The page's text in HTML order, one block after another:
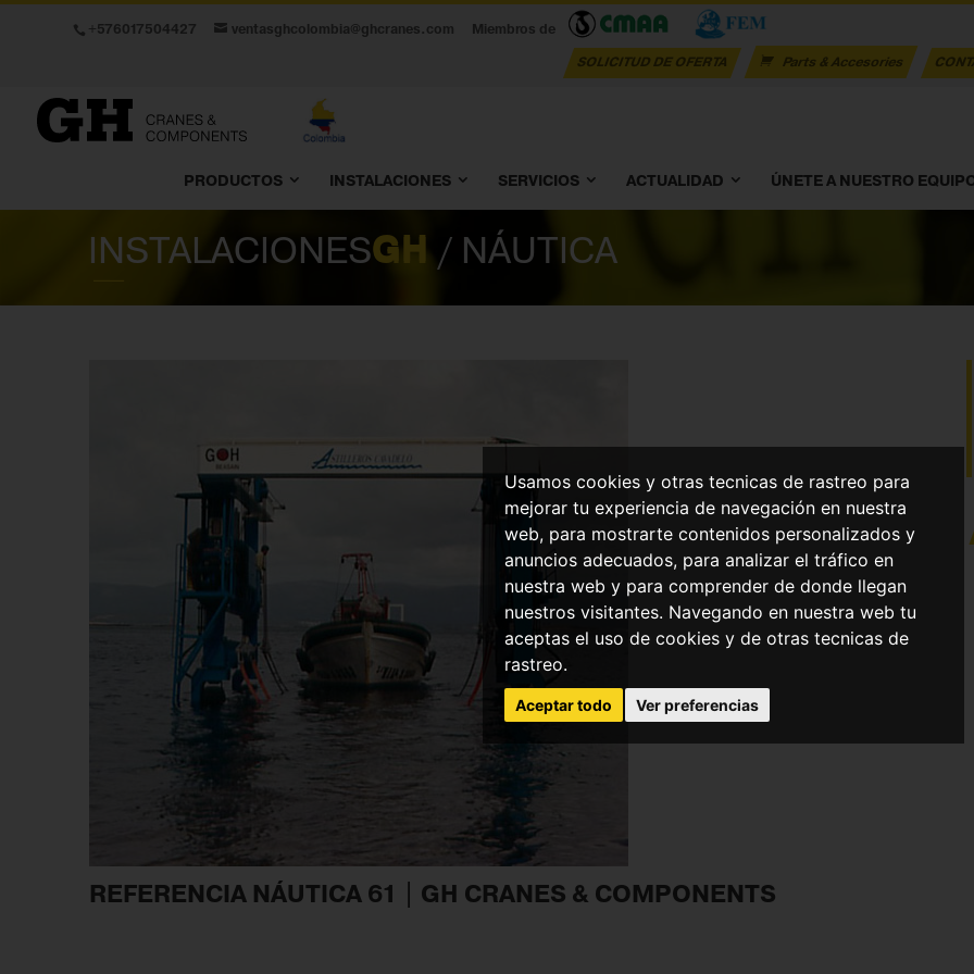
Usamos cookies y otras tecnicas de rastreo para
mejorar tu experiencia de navegación en nuestra
web, para mostrarte contenidos personalizados y
anuncios adecuados, para analizar el tráfico en
nuestra web y para comprender de donde llegan
nuestros visitantes. Navegando en nuestra web tu
aceptas el uso de cookies y de otras tecnicas de
rastreo.
Aceptar todo Ver preferencias
+576017504427 ventasghcolombia@ghcranes.com
Miembros de
SOLICITUD DE OFERTA
Parts & Accesories
PRODUCTOS INSTALACIONES SERVICIOS ACTUALIDAD ÚNETE A NUESTRO
INSTALACIONESGH / NÁUTICA
REFERENCIA NÁUTICA 61 | GH CRANES & COMPONENTS